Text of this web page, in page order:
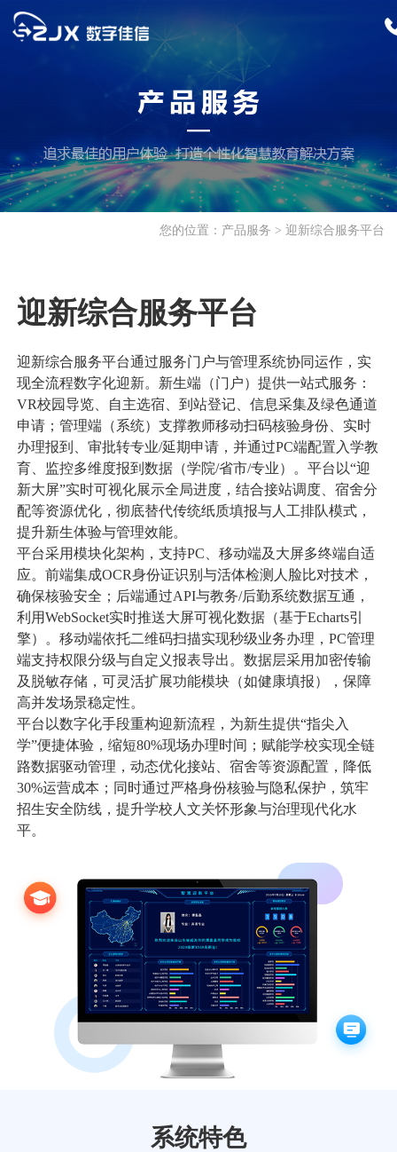
招生迎新
招生综合服务平台 招生云服务
迎新综合服务平台
餐饮管理系统
人事管理系统 更多>>
出国留学管理平台 来华留学生教学管
就业综合服务平台 学生综合服务平台
支撑平台
数据中台 数据驾驶舱
统一身份认证 统一信息门户
其他
工会提案管理系统 智能钥匙柜管理系统
公司快讯
服务支持
关于我们
010-61199380
您的位置： 产品服务 迎新综合服务平台
迎新综合服务平台
迎新综合服务平台通过服务门户与管理系统协同运作，实
现全流程数字化迎新。新生端（门户）提供一站式服务：
VR校园导览、自主选宿、到站登记、信息采集及绿色通道
申请；管理端（系统）支撑教师移动扫码核验身份、实时
办理报到、审批转专业/延期申请，并通过PC端配置入学教
育、监控多维度报到数据（学院/省市/专业）。平台以“迎
新大屏”实时可视化展示全局进度，结合接站调度、宿舍分
配等资源优化，彻底替代传统纸质填报与人工排队模式，
提升新生体验与管理效能。
平台采用模块化架构，支持PC、移动端及大屏多终端自适
应。前端集成OCR身份证识别与活体检测人脸比对技术，
确保核验安全；后端通过API与教务/后勤系统数据互通，
利用WebSocket实时推送大屏可视化数据（基于Echarts引
擎）。移动端依托二维码扫描实现秒级业务办理，PC管理
端支持权限分级与自定义报表导出。数据层采用加密传输
及脱敏存储，可灵活扩展功能模块（如健康填报），保障
高并发场景稳定性。
平台以数字化手段重构迎新流程，为新生提供“指尖入
学”便捷体验，缩短80%现场办理时间；赋能学校实现全链
路数据驱动管理，动态优化接站、宿舍等资源配置，降低
30%运营成本；同时通过严格身份核验与隐私保护，筑牢
招生安全防线，提升学校人文关怀形象与治理现代化水
平。
系统特色